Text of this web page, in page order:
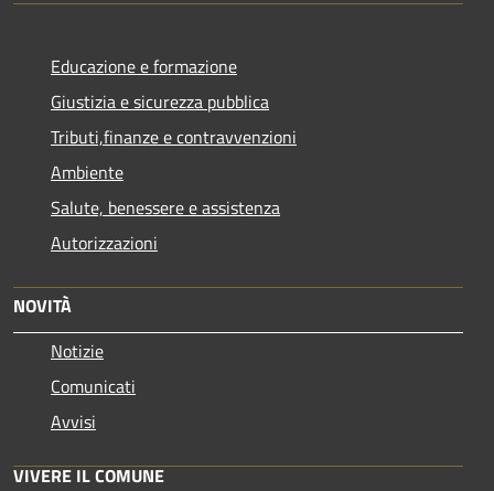
Educazione e formazione
Giustizia e sicurezza pubblica
Tributi,finanze e contravvenzioni
Ambiente
Salute, benessere e assistenza
Autorizzazioni
NOVITÀ
Notizie
Comunicati
Avvisi
VIVERE IL COMUNE